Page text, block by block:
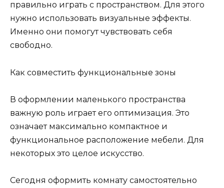
правильно играть с пространством. Для этого
нужно использовать визуальные эффекты.
Именно они помогут чувствовать себя
свободно.
Как совместить функциональные зоны
В оформлении маленького пространства
важную роль играет его оптимизация. Это
означает максимально компактное и
функциональное расположение мебели. Для
некоторых это целое искусство.
Сегодня оформить комнату самостоятельно